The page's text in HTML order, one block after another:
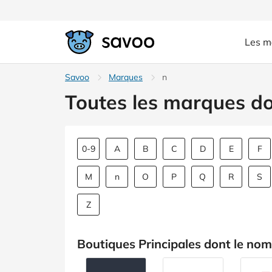
Les
Savoo Marques n
Toutes les marques
0-9 A B C D E F
M n O P Q R S
Z
Boutiques Principales dont le